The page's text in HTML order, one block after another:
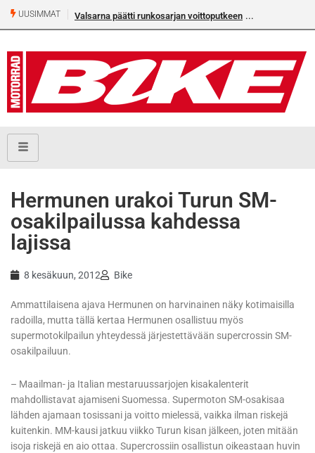
UUSIMMAT Valsarna päätti runkosarjan voittoputkeen
Hermunen urakoi Turun SM-
osakilpailussa kahdessa
lajissa
8 kesäkuun, 2012 Bike
Ammattilaisena ajava Hermunen on harvinainen näky kotimaisilla
radoilla, mutta tällä kertaa Hermunen osallistuu myös
supermotokilpailun yhteydessä järjestettävään supercrossin SM-
osakilpailuun.
– Maailman- ja Italian mestaruussarjojen kisakalenterit
mahdollistavat ajamiseni Suomessa. Supermoton SM-osakisaa
lähden ajamaan tosissani ja voitto mielessä, vaikka ilman riskejä
kuitenkin. MM-kausi jatkuu viikko Turun kisan jälkeen, joten mitään
isoja riskejä en aio ottaa. Supercrossiin osallistun oikeastaan huvin